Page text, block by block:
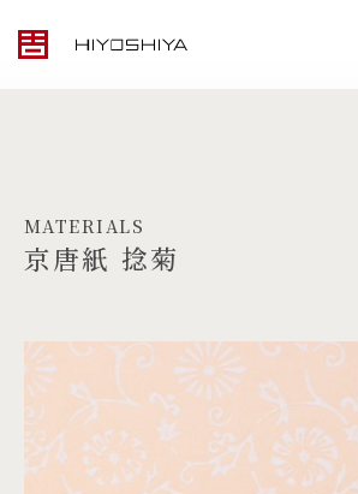
TOP
MATERIALS
PRODUCTS
MATERIALS
京唐紙 捻菊